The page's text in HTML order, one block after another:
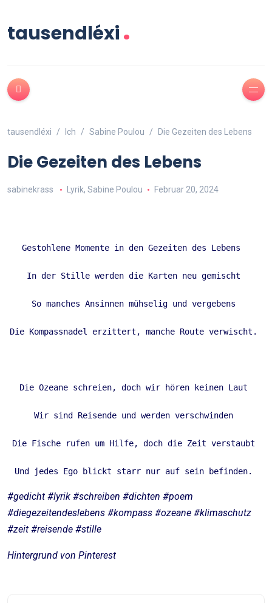
tausendléxi.
tausendléxi Ich Sabine Poulou Die Gezeiten des Lebens
Die Gezeiten des Lebens
sabinekrass Lyrik, Sabine Poulou Februar 20, 2024
Gestohlene Momente in den Gezeiten des Lebens
In der Stille werden die Karten neu gemischt
So manches Ansinnen mühselig und vergebens
Die Kompassnadel erzittert, manche Route verwischt.
Die Ozeane schreien, doch wir hören keinen Laut
Wir sind Reisende und werden verschwinden
Die Fische rufen um Hilfe, doch die Zeit verstaubt
Und jedes Ego blickt starr nur auf sein befinden.
#gedicht #lyrik #schreiben #dichten #poem
#diegezeitendeslebens #kompass #ozeane #klimaschutz
#zeit #reisende #stille
Hintergrund von Pinterest